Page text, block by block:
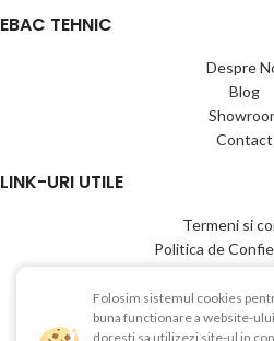
EBAC TEHNIC
Despre
Blog
Contact
LINK-URI UTILE
Termeni si
Politica de
Politica de
Livrare si
Folosim sistemul cookies
buna functionare a website-
doresti sa utilizezi site-ul in